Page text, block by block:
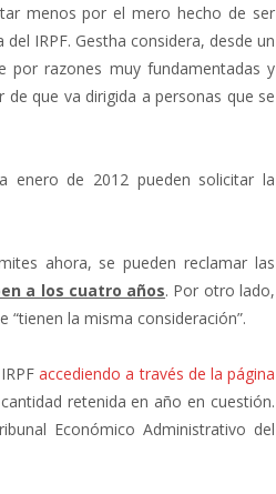
menos por el mero hecho de ser
IRPF. Gestha considera, desde un
por razones muy fundamentadas y
que va dirigida a personas que se
enero de 2012 pueden solicitar la
ahora, se pueden reclamar las
a los cuatro años. Por otro lado,
la misma consideración”.
accediendo a través de la página
retenida en año en cuestión.
Económico Administrativo del